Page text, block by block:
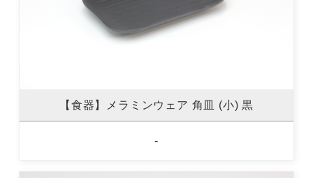
【食器】メラミンウェア 角皿 (小) 黒
-